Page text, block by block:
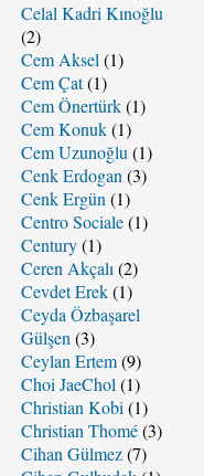
Celal Kadri Kınoğlu
(2)
Cem Aksel (1)
Cem Çat(1)
Cem Önertürk(1)
Cem Konuk(1)
Cem Uzunoğlu (1)
Cenk Erdogan (3)
Cenk Ergün (1)
Centro Sociale(1)
Century(1)
Ceren Akçalı (2)
Cevdet Erek(1)
Ceyda Özbaşarel
Gülşen (3)
Ceylan Ertem(9)
Choi JaeChol (1)
Christian Kobi (1)
Christian Thomé(3)
Cihan Gülmez(7)